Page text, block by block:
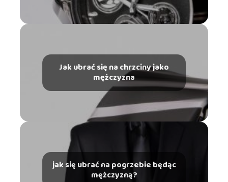
Jak ubrać się na chrzciny jako
mężczyzna
jak się ubrać na pogrzebie będąc
mężczyzną?